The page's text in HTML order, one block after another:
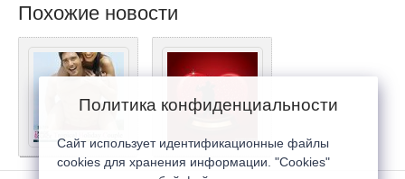
Похожие новости
Политика конфиденциальности
Сайт использует идентификационные файлы
cookies для хранения информации. "Cookies"